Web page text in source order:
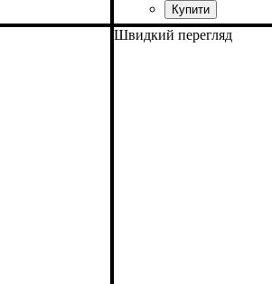
Швидкий перегляд